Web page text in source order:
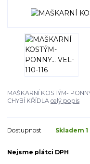
MAŠKARNÍ KOSTÝM-
CHYBÍ KŘÍDLA celý popis
Dostupnost Skladem 1
Nejsme plátci DPH